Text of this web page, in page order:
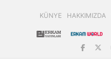
KÜNYE HAKKIMIZDA